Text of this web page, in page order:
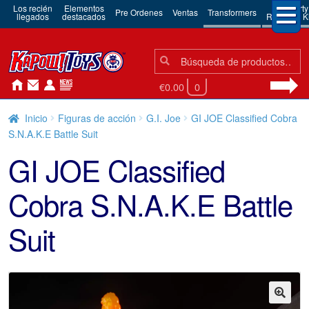
Los recién
llegados
Elementos
destacados Pre Ordenes Ventas Transformers 3rd Party
Robots &
Búsqueda:
Búsqueda
€0.00 0
Inicio Figuras de acción G.I. Joe
GI JOE Classified Cobra
S.N.A.K.E Battle Suit
GI JOE Classified
Cobra S.N.A.K.E Battle
Suit